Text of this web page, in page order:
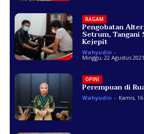
RAGAM
Pengobatan
Setrum,
Kejepit
Wahyudin -
Minggu, 22 Agustus
OPINI
Perempuan di
Wahyudin - Kamis,